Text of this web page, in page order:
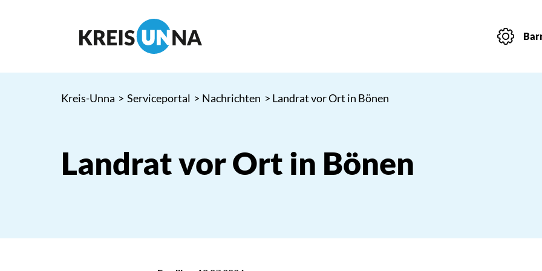
Kreis-Unna > Serviceportal > Nachrichten > Landrat vor Ort in Bönen
Landrat vor Ort in Bönen